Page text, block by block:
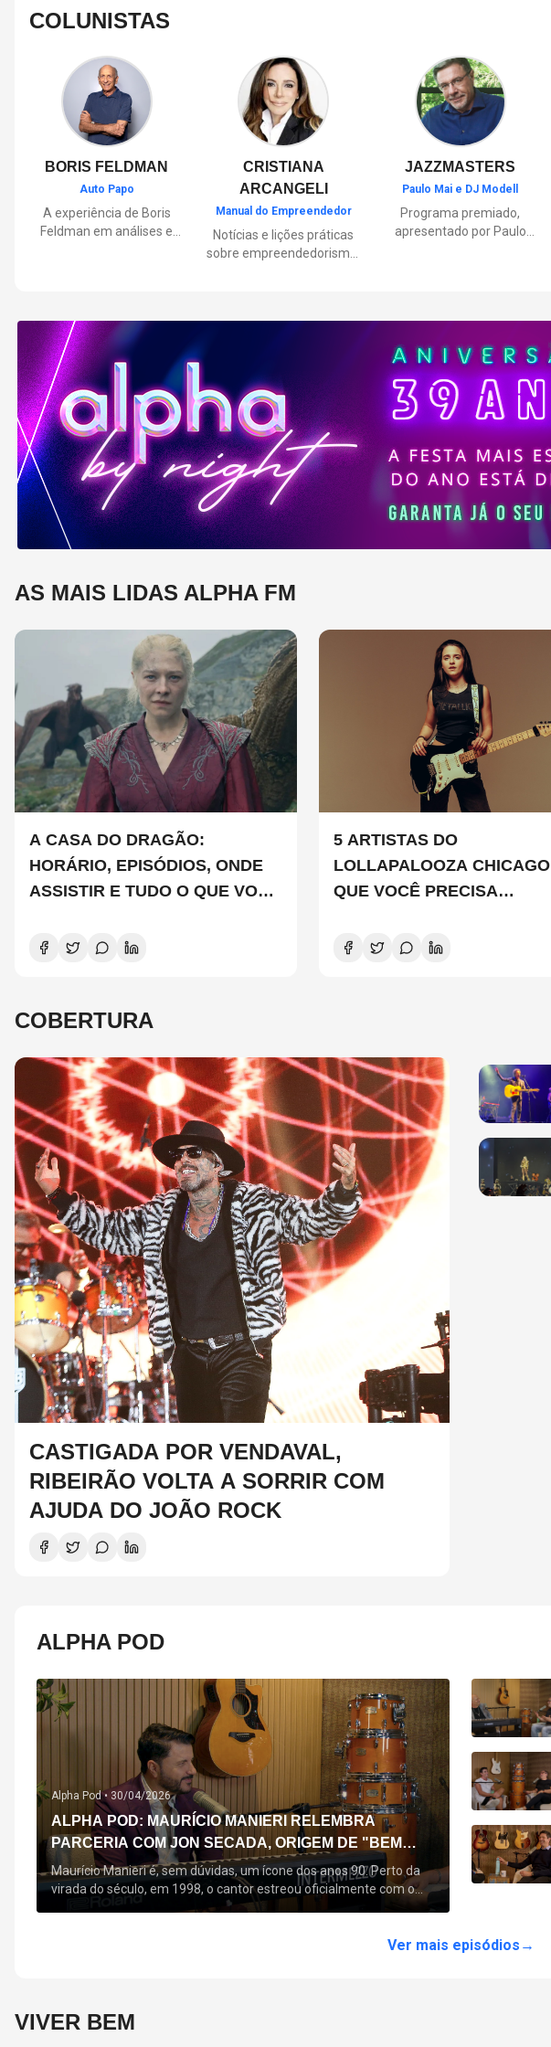
COLUNISTAS
BORIS FELDMAN
Auto Papo
A experiência de Boris
Feldman em análises e
manutenção,
lançamentos, tecnologia e
tudo o que envolve o dia a
dia dos motoristas.
CRISTIANA
ARCANGELI
Manual do Empreendedor
Notícias e lições práticas
sobre empreendedorismo,
JAZZMASTERS
Paulo Mai e DJ Modell
Programa premiado,
apresentado por Paulo
Soul ao House.
Lançamentos e histórias
sobre artistas e
movimentos que
nasceram a partir do jazz
e ajudaram a moldar a
música contemporânea.
AS MAIS LIDAS ALPHA FM
A CASA DO DRAGÃO:
HORÁRIO, EPISÓDIOS, ONDE
ASSISTIR E TUDO O QUE VOCÊ
NOVA TEMPORADA
5 ARTISTAS DO
LOLLAPALOOZA CHICAGO
QUE VOCÊ PRECISA
COBERTURA
CASTIGADA POR VENDAVAL,
RIBEIRÃO VOLTA A SORRIR COM
AJUDA DO JOÃO ROCK
ALPHA POD
Alpha Pod • 30/04/2026
ALPHA POD: MAURÍCIO MANIERI RELEMBRA
PARCERIA COM JON SECADA, ORIGEM DE "BEM
QUERER" E MAIS
Maurício Manieri é, sem dúvidas, um ícone dos anos 90. Perto da
virada do século, em 1998, o cantor estreou oficialmente com o
seu primeiro disco, "A Noite Inteira", no qual estão canções que lhe
Querer" e "Minha Menina". Em 2026, o astro segue com o […]Ver mais episódios →
VIVER BEM